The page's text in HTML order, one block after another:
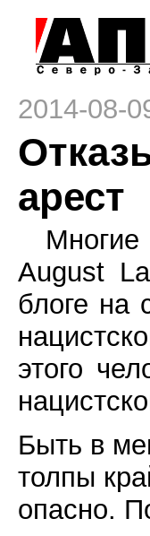
2014-08-
арест
August
блоге на
этого
Быть в
толпы
опасно.